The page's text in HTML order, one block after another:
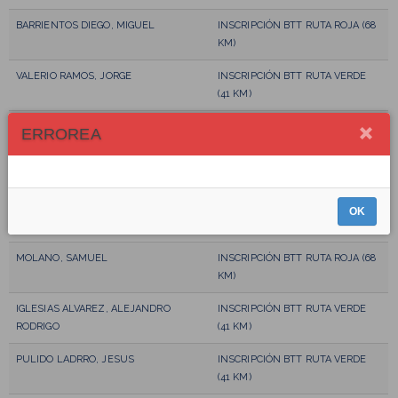
BARRIENTOS DIEGO, MIGUEL
INSCRIPCIÓN BTT RUTA ROJA (68
KM)
VALERIO RAMOS, JORGE
INSCRIPCIÓN BTT RUTA VERDE
(41 KM)
SIMÓN BLANCO, OLGA INSCRIPCIÓN RUTA SENDERISTA
INSCRIPCIÓN RUTA SENDERISTA
MOLANO, SAMUEL
INSCRIPCIÓN BTT RUTA ROJA (68
KM)
IGLESIAS ALVAREZ, ALEJANDRO
RODRIGO
INSCRIPCIÓN BTT RUTA VERDE
(41 KM)
PULIDO LADRRO, JESUS
INSCRIPCIÓN BTT RUTA VERDE
(41 KM)
ERROREA
OK